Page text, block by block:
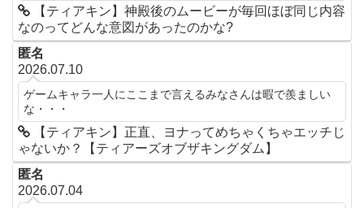
【ティアキン】神殿後のムービーが毎回ほぼ同じ内容
なのってどんな意図があったのかな?
匿名
2026.07.10
ゲームキャラ一人にここまで言えるみなさんは暇で羨ましい
な・・・
【ティアキン】正直、ヨナってめちゃくちゃエッチじ
ゃないか？【ティアーズオブザキングダム】
匿名
2026.07.04